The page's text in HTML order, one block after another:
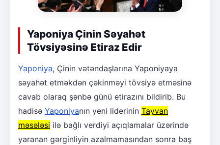
Yaponiya Çinin Səyahət
Tövsiyəsinə Etiraz Edir
Yaponiya, Çinin vətəndaşlarına Yaponiyaya
səyahət etməkdən çəkinməyi tövsiyə etməsinə
cavab olaraq şənbə günü etirazını bildirib. Bu
hadisə Yaponiyanın yeni liderinin Tayvan
məsələsi ilə bağlı verdiyi açıqlamalar üzərində
yaranan gərginliyin azalmamasından sonra baş